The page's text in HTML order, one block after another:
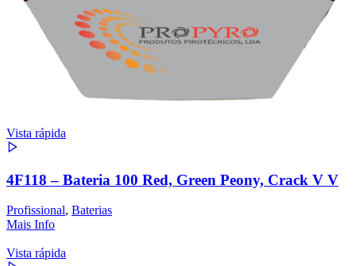
Vista rápida
4F118 – Bateria 100 Red, Green Peony, Crack V V
Profissional, Baterias
Mais Info
Vista rápida